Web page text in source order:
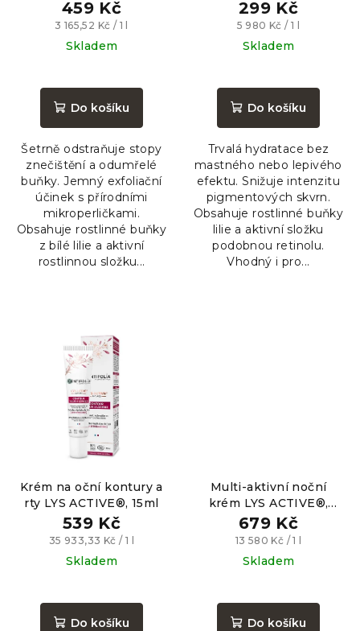
145ml
459 Kč
Měrná
cena:
3 165,52 Kč / 1 l
Skladem
hodnocení
produktu
z
5
hvězdiček.
Do košíku
Šetrně odstraňuje stopy
znečištění a odumřelé
buňky. Jemný exfoliační
účinek s přírodními
mikroperličkami.
Obsahuje rostlinné buňky
z bílé lilie a aktivní
rostlinnou složku...
299 Kč
Měrná
cena:
5 980 Kč / 1 l
Skladem
hodnocení
produktu
z
5
hvězdiček.
Do košíku
Trvalá hydratace bez
mastného nebo lepivého
efektu. Snižuje intenzitu
pigmentových skvrn.
Obsahuje rostlinné buňky
lilie a aktivní složku
podobnou retinolu.
Vhodný i pro...
Krém na oční kontury a
rty LYS ACTIVE®, 15ml
539 Kč
Měrná
cena:
35 933,33 Kč / 1 l
Skladem
hodnocení
produktu
Do košíku
Multi-aktivní noční
krém LYS ACTIVE®,
50ml
679 Kč
Měrná
cena:
13 580 Kč / 1 l
Skladem
hodnocení
produktu
Do košíku